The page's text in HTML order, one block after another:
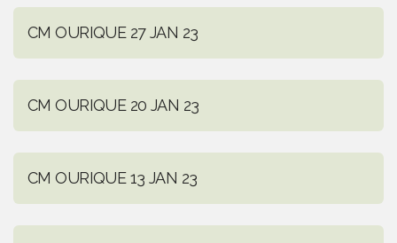
CM OURIQUE 27 JAN 23
CM OURIQUE 20 JAN 23
CM OURIQUE 13 JAN 23